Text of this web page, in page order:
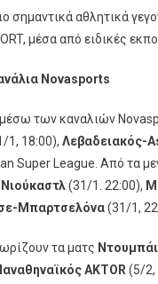
σημαντικά αθλητικά
μέσα από ειδικές
Novasports
των καναλιών
1, 18:00), Λεβαδειακός-
Super League. Από τα
(31/1. 22:00),
Μπαρτσελόνα(31/1,
τα ματς
AKTOR(5/2,